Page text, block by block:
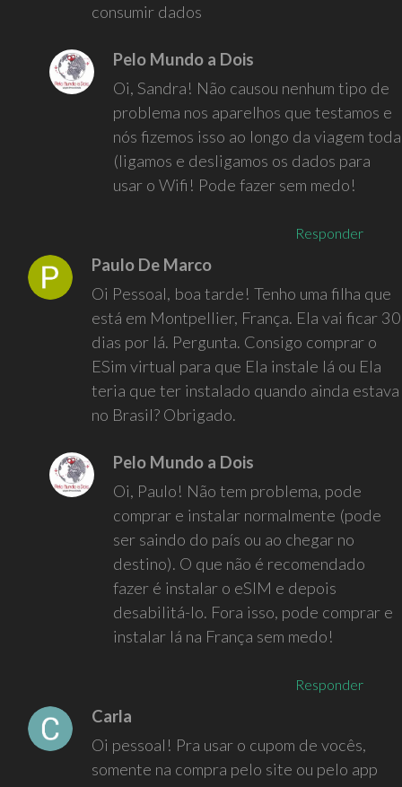
consumir dados
Pelo Mundo a Dois
Oi, Sandra! Não causou nenhum tipo de
problema nos aparelhos que testamos e
nós fizemos isso ao longo da viagem toda
(ligamos e desligamos os dados para
usar o Wifi! Pode fazer sem medo!
Responder
Paulo De Marco
Oi Pessoal, boa tarde! Tenho uma filha que
está em Montpellier, França. Ela vai ficar 30
dias por lá. Pergunta. Consigo comprar o
ESim virtual para que Ela instale lá ou Ela
teria que ter instalado quando ainda estava
no Brasil? Obrigado.
Pelo Mundo a Dois
Oi, Paulo! Não tem problema, pode
comprar e instalar normalmente (pode
ser saindo do país ou ao chegar no
destino). O que não é recomendado
fazer é instalar o eSIM e depois
desabilitá-lo. Fora isso, pode comprar e
instalar lá na França sem medo!
Responder
Carla
Oi pessoal! Pra usar o cupom de vocês,
somente na compra pelo site ou pelo app